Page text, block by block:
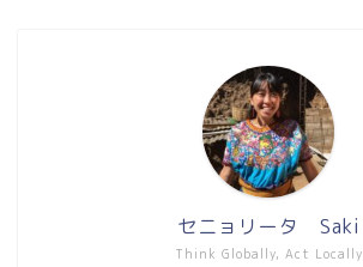
Think Globally, Act Locally
セニョリータ Saki